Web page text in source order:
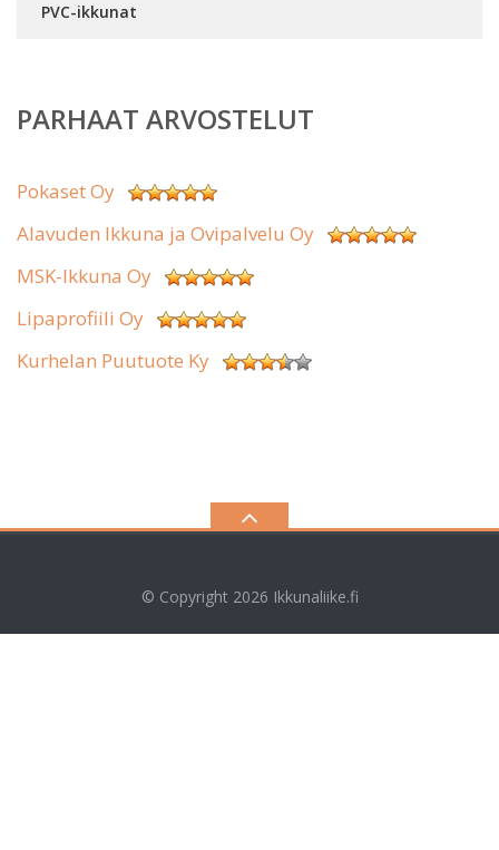
PVC-ikkunat
PARHAAT ARVOSTELUT
Pokaset Oy
Alavuden Ikkuna ja Ovipalvelu Oy
MSK-Ikkuna Oy
Lipaprofiili Oy
Kurhelan Puutuote Ky
© Copyright 2026 Ikkunaliike.fi